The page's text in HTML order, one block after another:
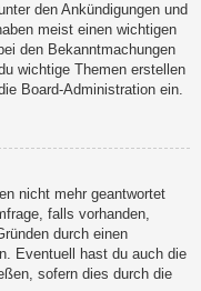
den Ankündigungen und
meist einen wichtigen
den Bekanntmachungen
wichtige Themen erstellen
Board-Administration ein.
nicht mehr geantwortet
falls vorhanden,
durch einen
Eventuell hast du auch die
sofern dies durch die